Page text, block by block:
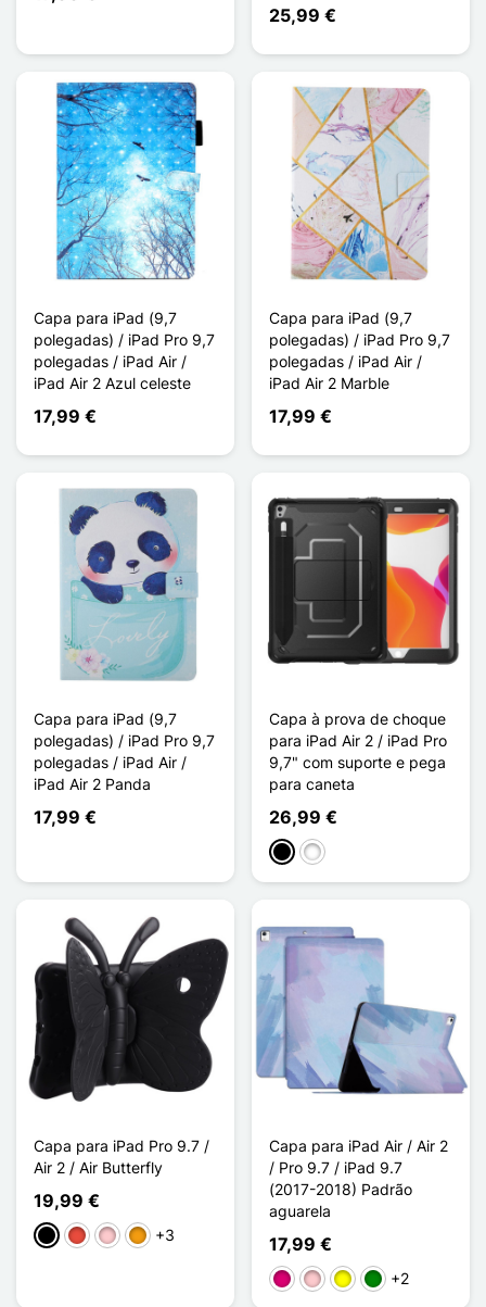
25,99 €
Capa para iPad (9,7
polegadas) / iPad Pro 9,7
polegadas / iPad Air /
iPad Air 2 Azul celeste
17,99 €
Capa para iPad (9,7
polegadas) / iPad Pro 9,7
polegadas / iPad Air /
iPad Air 2 Marble
17,99 €
Capa para iPad (9,7
polegadas) / iPad Pro 9,7
polegadas / iPad Air /
iPad Air 2 Panda
17,99 €
Capa à prova de choque
para iPad Air 2 / iPad Pro
9,7" com suporte e pega
para caneta
26,99 €
PretoBranco
Capa para iPad Pro 9.7 /
Air 2 / Air Butterfly
19,99 €
PretoVermelho
RosaLaranja
+3
Capa para iPad Air / Air 2
/ Pro 9.7 / iPad 9.7
(2017-2018) Padrão
aguarela
17,99 €
Magenta
RosaAmareloVerde
+2